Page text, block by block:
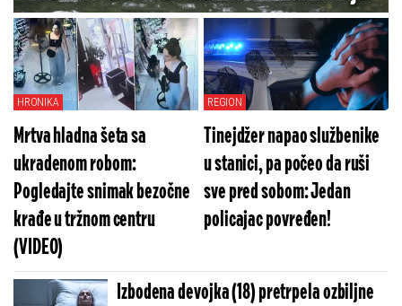
kreću u pretragu terena!
HRONIKA
Mrtva hladna šeta sa
ukradenom robom:
Pogledajte snimak bezočne
krađe u tržnom centru
(VIDEO)
REGION
Tinejdžer napao službenike
u stanici, pa počeo da ruši
sve pred sobom: Jedan
policajac povređen!
Izbodena devojka (18) pretrpela ozbiljne